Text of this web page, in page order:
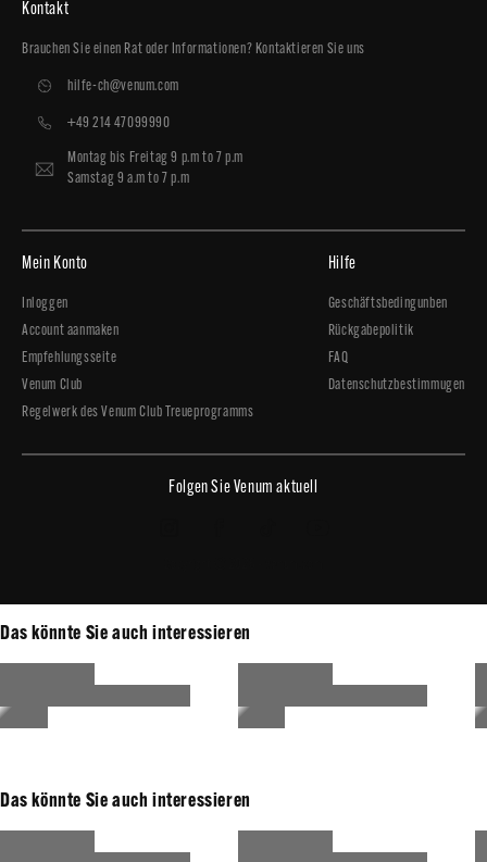
Kontakt
Brauchen Sie einen Rat oder Informationen? Kontaktieren Sie uns
hilfe-ch@venum.com
+49 214 47099990
Montag bis Freitag 9 p.m to 7 p.m
Samstag 9 a.m to 7 p.m
Mein Konto
Inloggen
Account aanmaken
Empfehlungsseite
Venum Club
Regelwerk des Venum Club Treueprogramms
Hilfe
Geschäftsbedingunben
Rückgabepolitik
FAQ
Datenschutzbestimmugen
Folgen Sie Venum aktuell
Das könnte Sie auch interessieren
Das könnte Sie auch interessieren